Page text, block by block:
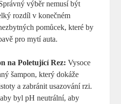
výběr nemusí být
rozdíl v konečném
pomůcek, které by
pro mytí auta.
na Poletující Rez: Vysoce
šampon, který dokáže
a zabránit usazování rzi.
byl pH neutrální, aby